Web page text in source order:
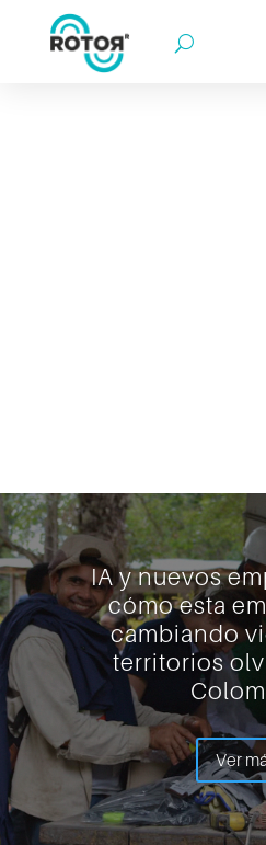
IA y nuevos
cómo esta
cambiando
territorios
Ver